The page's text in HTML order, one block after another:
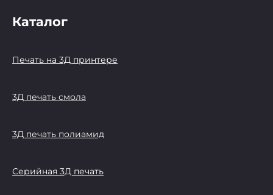
Каталог
Печать на 3Д принтере
3Д печать смола
3Д печать полиамид
Серийная 3Д печать